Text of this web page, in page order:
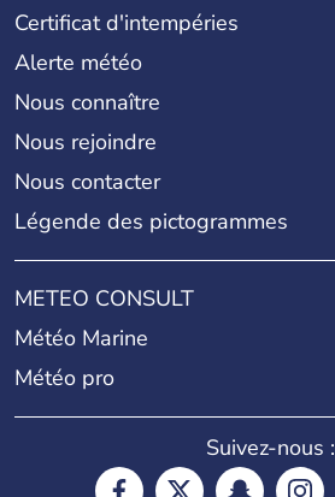
Certificat d'intempéries
Alerte météo
Nous connaître
Nous rejoindre
Nous contacter
Légende des pictogrammes
METEO CONSULT
Météo Marine
Météo pro
Suivez-nous :